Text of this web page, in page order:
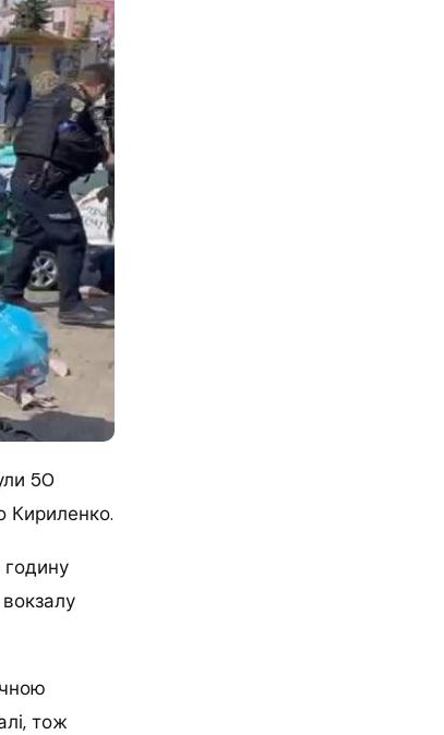
50
Кириленко.
годину
тож